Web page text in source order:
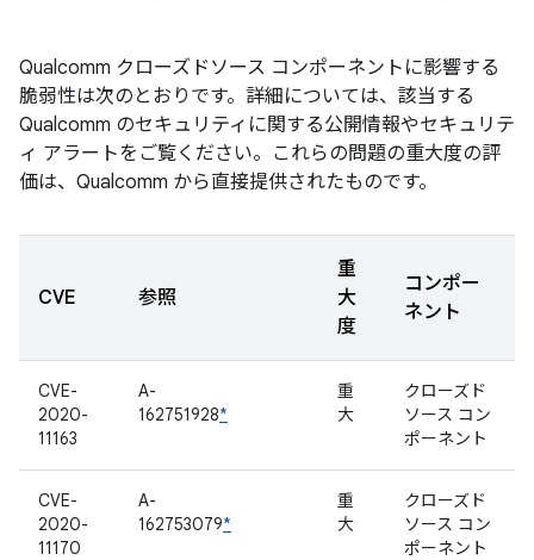
Qualcomm クローズドソース コンポーネントに影響する
脆弱性は次のとおりです。詳細については、該当する
Qualcomm のセキュリティに関する公開情報やセキュリテ
ィ アラートをご覧ください。これらの問題の重大度の評
価は、Qualcomm から直接提供されたものです。
CVE 参照
重
大
度
コンポー
ネント
CVE-
2020-
11163
A-
162751928*
重
大
クローズド
ソース コン
ポーネント
CVE-
2020-
11170
A-
162753079*
重
大
クローズド
ソース コン
ポーネント